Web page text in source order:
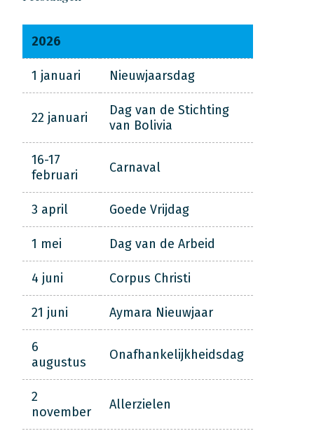
2026
1 januari Nieuwjaarsdag
22 januari
Dag van de Stichting
van Bolivia
16-17
februari
Carnaval
3 april Goede Vrijdag
1 mei Dag van de Arbeid
4 juni Corpus Christi
21 juni Aymara Nieuwjaar
6
augustus
Onafhankelijkheidsdag
2
november
Allerzielen